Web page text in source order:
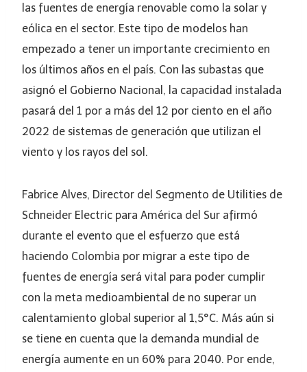
las fuentes de energía renovable como la solar y
eólica en el sector. Este tipo de modelos han
empezado a tener un importante crecimiento en
los últimos años en el país. Con las subastas que
asignó el Gobierno Nacional, la capacidad instalada
pasará del 1 por a más del 12 por ciento en el año
2022 de sistemas de generación que utilizan el
viento y los rayos del sol.
Fabrice Alves, Director del Segmento de Utilities de
Schneider Electric para América del Sur afirmó
durante el evento que el esfuerzo que está
haciendo Colombia por migrar a este tipo de
fuentes de energía será vital para poder cumplir
con la meta medioambiental de no superar un
calentamiento global superior al 1,5°C. Más aún si
se tiene en cuenta que la demanda mundial de
energía aumente en un 60% para 2040. Por ende,